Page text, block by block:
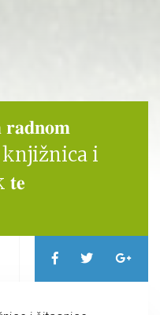
𝐫𝐚𝐝𝐧𝐨𝐦
knjižnica i